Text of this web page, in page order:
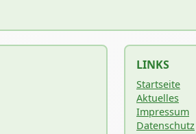
LINKS
Startseite
Aktuelles
Impressum
Datenschutz